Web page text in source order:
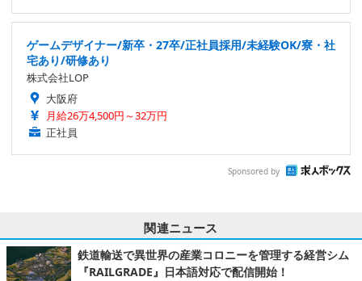
ゲームデザイナー/新卒・27卒/正社員採用/未経験OK/寮・社
宅あり/研修あり
株式会社LOP
大阪府
月給26万4,500円～32万円
正社員
Sponsored by
関連ニュース
鉄道輸送で異世界の産業コロニーを管理する経営シム
『RAILGRADE』日本語対応で配信開始！